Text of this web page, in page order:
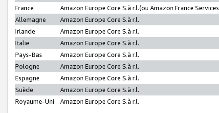
France
Amazon Europe Core S.à r.l.(ou Amazon France
Allemagne
Amazon Europe Core S.à r.l.
Irlande
Amazon Europe Core S.à r.l.
Italie
Amazon Europe Core S.à r.l.
Pays-Bas
Amazon Europe Core S.à r.l.
Pologne
Amazon Europe Core S.à r.l.
Espagne
Amazon Europe Core S.à r.l.
Suède
Amazon Europe Core S.à r.l.
Royaume-Uni
Amazon Europe Core S.à r.l.